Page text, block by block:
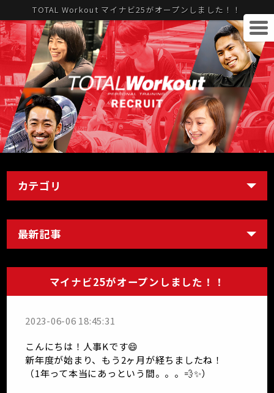
TOTAL Workout マイナビ25がオープンしました！！
カテゴリ
最新記事
マイナビ25がオープンしました！！
2023-06-06 18:45:31
こんにちは！人事Kです😄
新年度が始まり、もう2ヶ月が経ちましたね！
（1年って本当にあっという間。。。💨✨）